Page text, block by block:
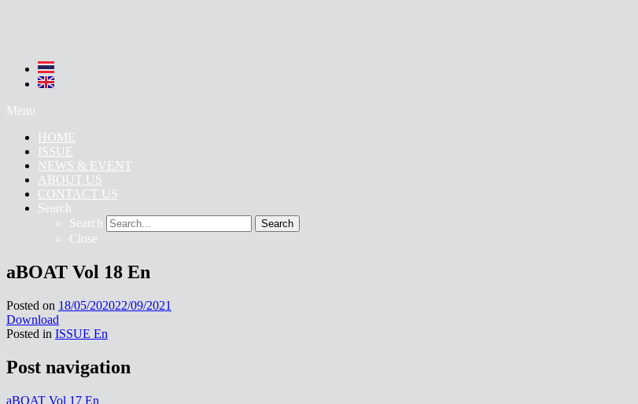
Menu
HOME
ISSUE
NEWS & EVENT
ABOUT US
CONTACT US
Search
Search
Search
Close
aBOAT Vol 18 En
Posted on 18/05/202022/09/2021
Download
Posted in ISSUE En
Post navigation
aBOAT Vol 17 En